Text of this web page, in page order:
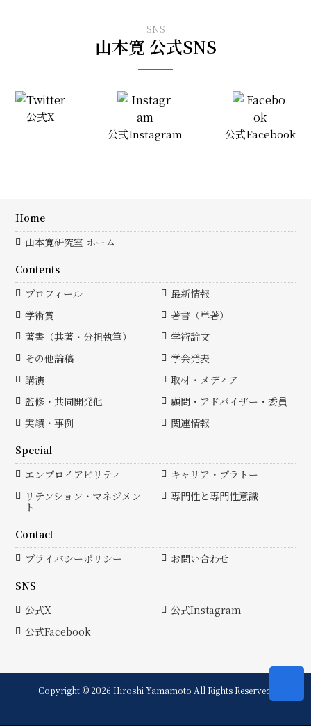
SNS
山本寛 公式SNS
公式X
公式Instagram
公式Facebook
Home
山本寛研究室 ホーム
Contents
プロフィール
最新情報
学術賞
著書（単著）
著書（共著・分担執筆）
学術論文
その他論稿
学会発表
講演
取材・メディア
監修・共同開発他
顧問・アドバイザー・委員
実績・事例
関連情報
Special
エンプロイアビリティ
キャリア・プラトー
リテンション・マネジメン
ト
専門性と専門性意識
Contact
プライバシーポリシー
お問い合わせ
SNS
公式X
公式Instagram
公式Facebook
Copyright © 2026 Hiroshi Yamamoto All Rights Reserved.